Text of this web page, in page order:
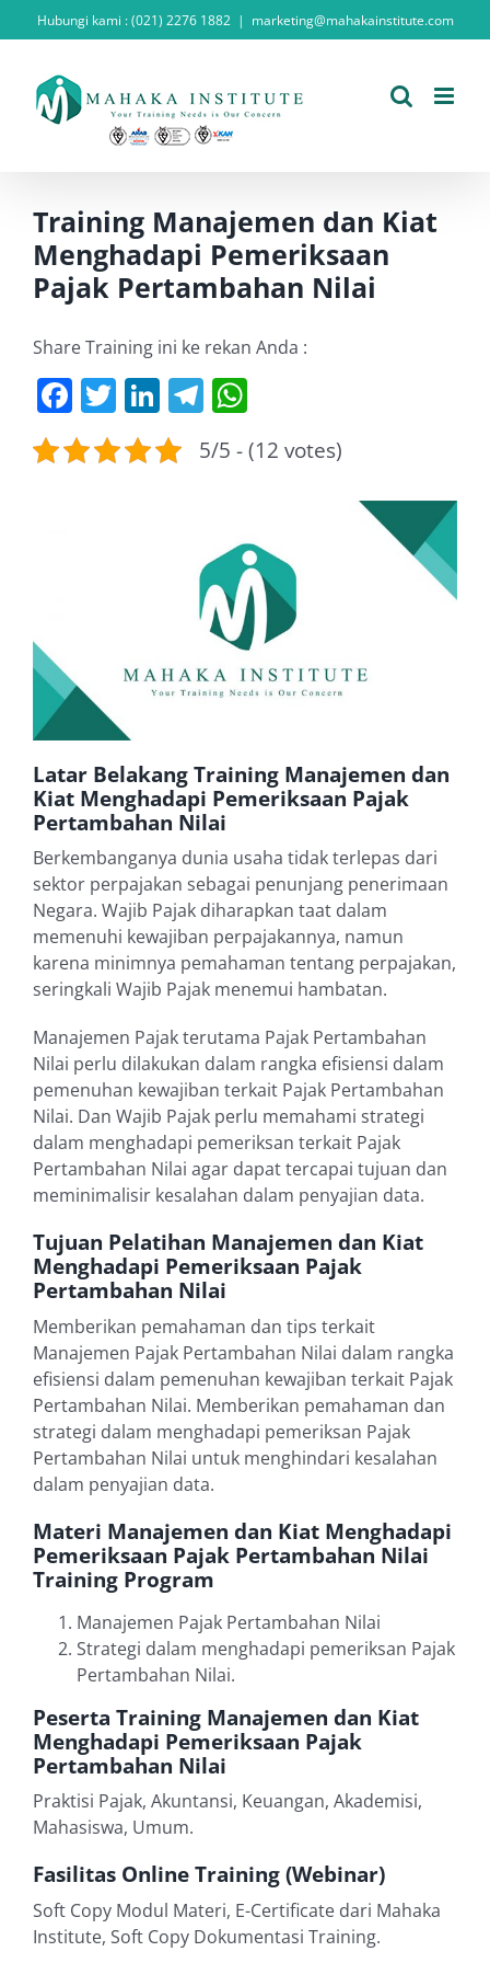
to
Hubungi kami : (021) 2276 1882 | marketing@mahakainstitute.com
Training Manajemen dan Kiat
Menghadapi Pemeriksaan
Pajak Pertambahan Nilai
Share Training ini ke rekan Anda :
Facebook
Twitter
LinkedIn
Telegram
5/5 - (12 votes)
Latar Belakang Training Manajemen dan
Kiat Menghadapi Pemeriksaan Pajak
Pertambahan Nilai
Berkembanganya dunia usaha tidak terlepas dari
sektor perpajakan sebagai penunjang penerimaan
Negara. Wajib Pajak diharapkan taat dalam
memenuhi kewajiban perpajakannya, namun
karena minimnya pemahaman tentang perpajakan,
seringkali Wajib Pajak menemui hambatan.
Manajemen Pajak terutama Pajak Pertambahan
Nilai perlu dilakukan dalam rangka efisiensi dalam
pemenuhan kewajiban terkait Pajak Pertambahan
Nilai. Dan Wajib Pajak perlu memahami strategi
dalam menghadapi pemeriksan terkait Pajak
Pertambahan Nilai agar dapat tercapai tujuan dan
meminimalisir kesalahan dalam penyajian data.
Tujuan Pelatihan Manajemen dan Kiat
Menghadapi Pemeriksaan Pajak
Pertambahan Nilai
Memberikan pemahaman dan tips terkait
Manajemen Pajak Pertambahan Nilai dalam rangka
efisiensi dalam pemenuhan kewajiban terkait Pajak
Pertambahan Nilai. Memberikan pemahaman dan
strategi dalam menghadapi pemeriksan Pajak
Pertambahan Nilai untuk menghindari kesalahan
dalam penyajian data.
Materi Manajemen dan Kiat Menghadapi
Pemeriksaan Pajak Pertambahan Nilai
Training Program
Manajemen Pajak Pertambahan Nilai
Strategi dalam menghadapi pemeriksan Pajak
Pertambahan Nilai.
Peserta Training Manajemen dan Kiat
Menghadapi Pemeriksaan Pajak
Pertambahan Nilai
Praktisi Pajak, Akuntansi, Keuangan, Akademisi,
Mahasiswa, Umum.
Fasilitas Online Training (Webinar)
Soft Copy Modul Materi, E-Certificate dari Mahaka
Institute, Soft Copy Dokumentasi Training.